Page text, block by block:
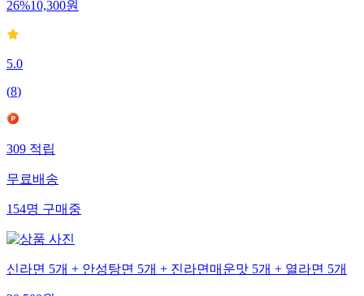
26%10,300원
5.0
(8)
309적립
무료배송
154명구매중
신라면 5개 + 안성탕면 5개 + 진라면매운맛 5개 + 열라면 5개